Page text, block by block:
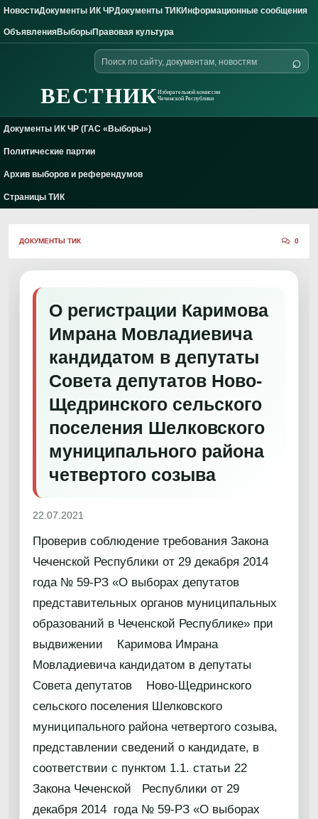
Skip to content
НовостиДокументы ИК ЧРДокументы ТИКИнформационные сообщения
ОбъявленияВыборыПравовая культура
ВЕСТНИКИзбирательной комиссии
Чеченской Республики
Поиск
по
⌕
Документы ИК ЧР (ГАС «Выборы»)
Политические партии
Архив выборов и референдумов
Страницы ТИК
ДОКУМЕНТЫ ТИК 0
О регистрации Каримова
Имрана Мовладиевича
кандидатом в депутаты
Совета депутатов Ново-
Щедринского сельского
поселения Шелковского
муниципального района
четвертого созыва
22.07.2021
Проверив соблюдение требования Закона
Чеченской Республики от 29 декабря 2014
года № 59-РЗ «О выборах депутатов
представительных органов муниципальных
образований в Чеченской Республике» при
выдвижении Каримова Имрана
Мовладиевича кандидатом в депутаты
Совета депутатов Ново-Щедринского
сельского поселения Шелковского
муниципального района четвертого созыва,
представлении сведений о кандидате, в
соответствии с пунктом 1.1. статьи 22
Закона Чеченской Республики от 29
декабря 2014 года № 59-РЗ «О выборах